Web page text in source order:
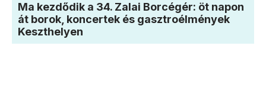
Ma kezdődik a 34. Zalai Borcégér: öt napon
át borok, koncertek és gasztroélmények
Keszthelyen